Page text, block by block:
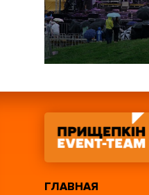
ГЛАВНАЯ